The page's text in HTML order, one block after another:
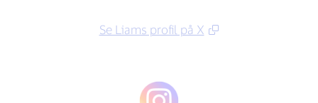
Se Liams profil på X